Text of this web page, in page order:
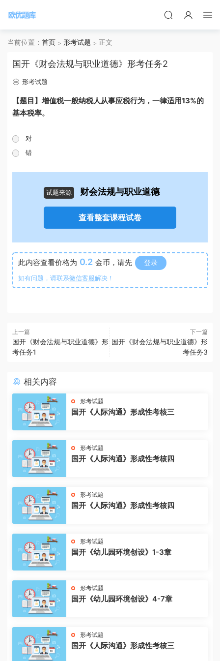
当前位置： 首页 形考试题 正文
国开《财会法规与职业道德》形考任务2
形考试题
【题目】增值税一般纳税人从事应税行为，一律适用13%的
基本税率。
对
错
试题来源 财会法规与职业道德
查看整套课程试卷
此内容查看价格为 0.2 金币，请先 登录
如有问题，请联系微信客服解决！
上一篇
国开《财会法规与职业道德》形
考任务1
下一篇
国开《财会法规与职业道德》形
考任务3
相关内容
形考试题
国开《人际沟通》形成性考核三
形考试题
国开《人际沟通》形成性考核四
形考试题
国开《人际沟通》形成性考核四
形考试题
国开《幼儿园环境创设》1-3章
形考试题
国开《幼儿园环境创设》4-7章
形考试题
国开《人际沟通》形成性考核三